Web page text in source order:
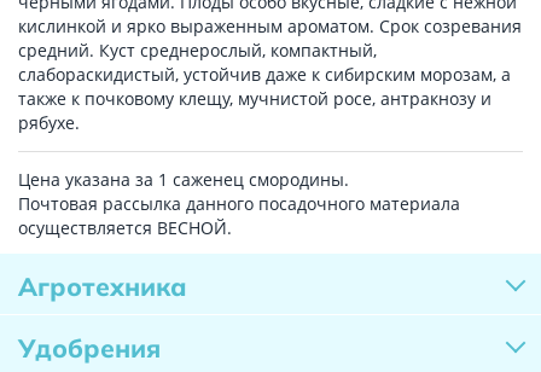
кислинкой и ярко выраженным ароматом. Срок созревания
средний. Куст среднерослый, компактный,
слабораскидистый, устойчив даже к сибирским морозам, а
также к почковому клещу, мучнистой росе, антракнозу и
рябухе.
Цена указана за 1 саженец смородины.
Почтовая рассылка данного посадочного материала
осуществляется ВЕСНОЙ.
Агротехника
Удобрения